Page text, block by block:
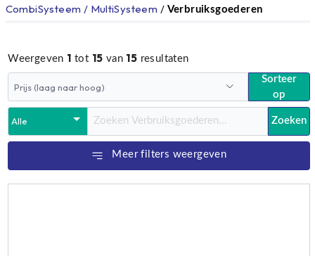
CombiSysteem / MultiSysteem / Verbruiksgoederen
Weergeven 1 tot 15 van 15 resultaten
Sorteer
op
Zoeken
Meer filters weergeven